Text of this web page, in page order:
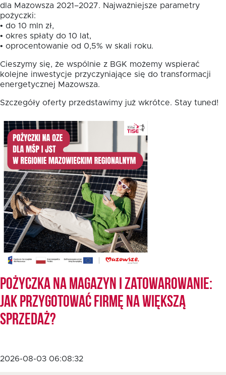
Oferta dla MSP
Oferta dla NGO/PES
Fundusz FKIS
Rodo
Dokumenty
Rekrutujemy
Kontakt
dla Mazowsza 2021–2027. Najważniejsze parametry
pożyczki:
• do 10 mln zł,
• okres spłaty do 10 lat,
• oprocentowanie od 0,5% w skali roku.
Cieszymy się, że wspólnie z BGK możemy wspierać
kolejne inwestycje przyczyniające się do transformacji
energetycznej Mazowsza.
Szczegóły oferty przedstawimy już wkrótce. Stay tuned!
Pożyczka na magazyn i zatowarowanie:
jak przygotować firmę na większą
sprzedaż?
2026-08-03 06:08:32